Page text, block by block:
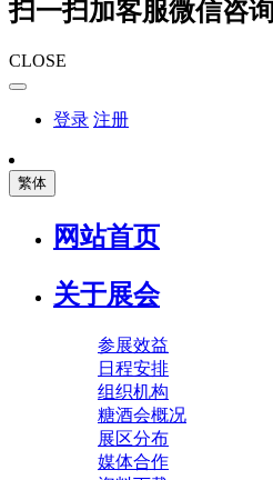
扫一扫加客服微信咨询
CLOSE
登录 注册
繁体
网站首页
关于展会
参展效益
日程安排
组织机构
糖酒会概况
展区分布
媒体合作